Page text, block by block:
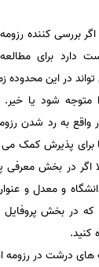
بررسی کننده
دوست دارد برای
متوجه شود یا
واقع به رد شدن
پذیرش کمک می
اگر در بخش
و معدل و
که در بخش
کنید.
های درشت در رزومه